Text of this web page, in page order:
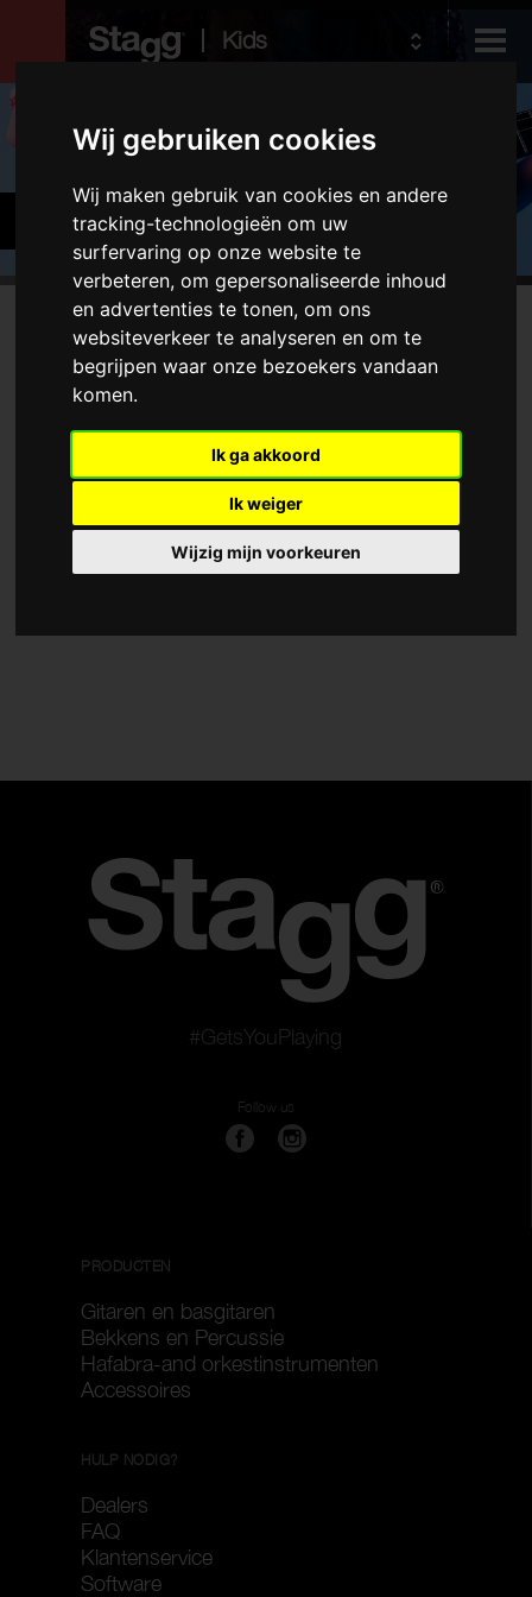
Wij gebruiken cookies
Wij maken gebruik van cookies en andere
tracking-technologieën om uw
surfervaring op onze website te
verbeteren, om gepersonaliseerde inhoud
en advertenties te tonen, om ons
websiteverkeer te analyseren en om te
begrijpen waar onze bezoekers vandaan
komen.
Ik ga akkoord
Ik weiger
Wijzig mijn voorkeuren
Kids
Audio &
Lighting
Producten
Hafabra-and
Producten
Houtblaasinstrumenten
Koperblaasinstrumenten
Diverse blaasinstrumenten
Snaarinstrumenten
Accessoires
Type
Geen overeenkomstig product gevonden
#GetsYouPlaying
Follow us
PRODUCTEN
Gitaren en basgitaren
Bekkens en Percussie
Hafabra-and orkestinstrumenten
Accessoires
HULP NODIG?
Dealers
FAQ
Klantenservice
Software